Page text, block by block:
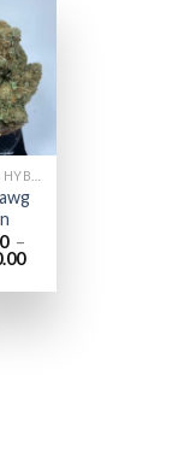
to
–
Plage
prix :